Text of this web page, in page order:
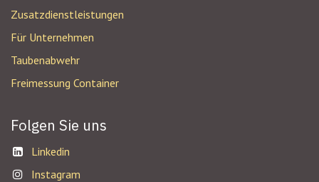
Zusatzdienstleistungen
Für Unternehmen
Taubenabwehr
Freimessung Container
Folgen Sie uns
Linkedin
Instagram